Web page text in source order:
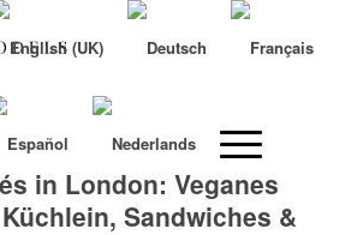
in London: Veganes
Sandwiches &